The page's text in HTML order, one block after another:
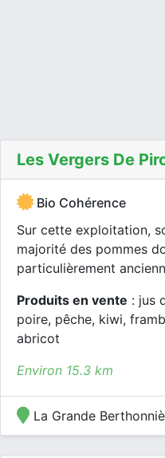
Les Vergers De
Bio Cohérence
Sur cette exploitation,
majorité des pommes
particulièrement
Produits en vente : jus
poire, pêche, kiwi,
abricot
Environ 15.3 km
La Grande